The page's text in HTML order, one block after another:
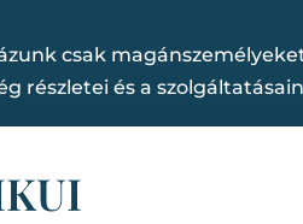
csak
részletei és a